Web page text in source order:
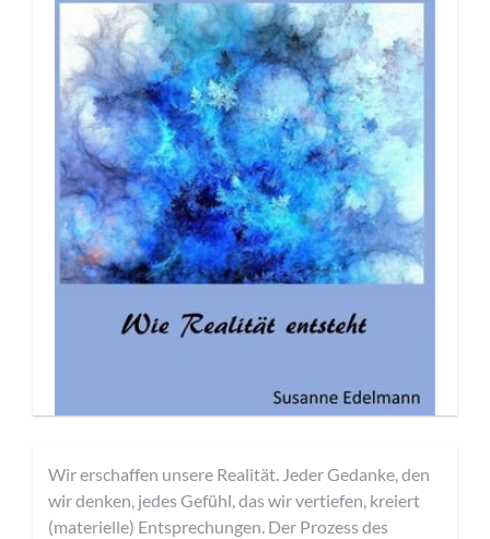
Wir erschaffen unsere Realität. Jeder Gedanke, den
wir denken, jedes Gefühl, das wir vertiefen, kreiert
(materielle) Entsprechungen. Der Prozess des